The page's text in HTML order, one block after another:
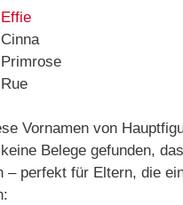
Effie
Cinna
Primrose
Rue
Vornamen von
Belege gefunden,
– perfekt für Eltern, die